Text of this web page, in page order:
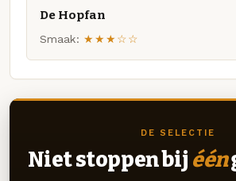
De Hopfan
Smaak: ★★★☆☆
DE SELECTIE
Niet stoppen bij één